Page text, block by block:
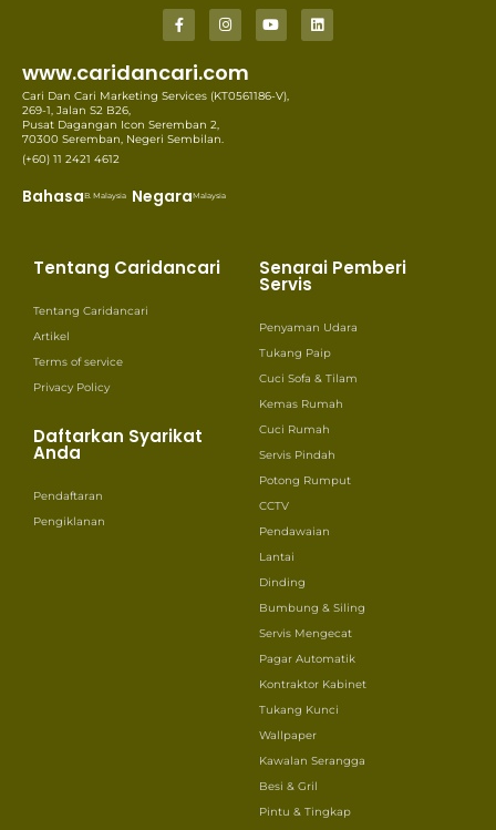
www.caridancari.com
Cari Dan Cari Marketing Services (KT0561186-V),
269-1, Jalan S2 B26,
Pusat Dagangan Icon Seremban 2,
70300 Seremban, Negeri Sembilan.
(+60) 11 2421 4612
BahasaB. Malaysia NegaraMalaysia
Tentang Caridancari
Tentang Caridancari
Artikel
Terms of service
Privacy Policy
Daftarkan Syarikat
Anda
Pendaftaran
Pengiklanan
Senarai Pemberi
Servis
Penyaman Udara
Tukang Paip
Cuci Sofa & Tilam
Kemas Rumah
Cuci Rumah
Servis Pindah
Potong Rumput
CCTV
Pendawaian
Lantai
Dinding
Bumbung & Siling
Servis Mengecat
Pagar Automatik
Kontraktor Kabinet
Tukang Kunci
Wallpaper
Kawalan Serangga
Besi & Gril
Pintu & Tingkap